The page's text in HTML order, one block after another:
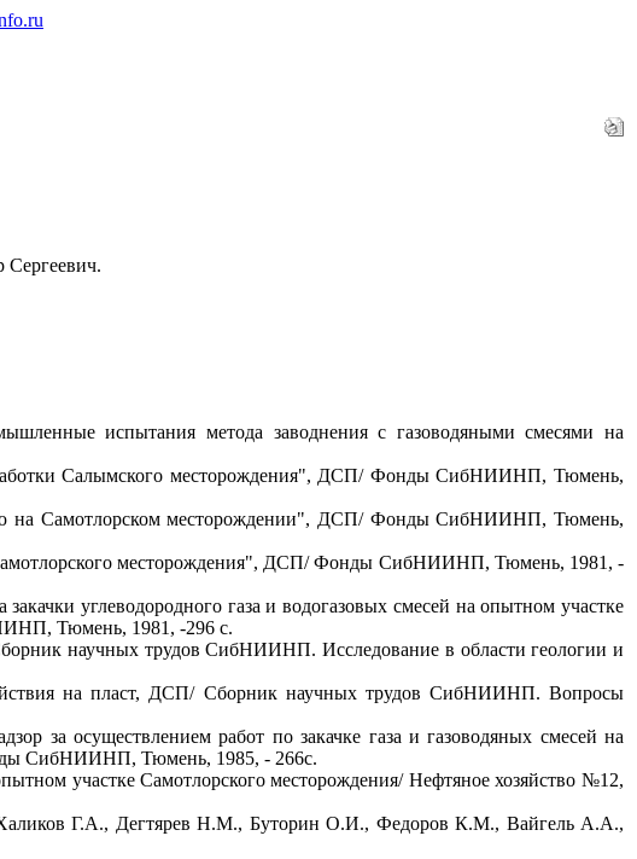
Сергеевич.
испытания метода заводнения с газоводяными смесями на
Салымского месторождения", ДСП/ Фонды СибНИИНП, Тюмень,
на Самотлорском месторождении", ДСП/ Фонды СибНИИНП, Тюмень,
Самотлорского месторождения", ДСП/ Фонды СибНИИНП, Тюмень, 1981, -
углеводородного газа и водогазовых смесей на опытном участке
Тюмень, 1981, -296 с.
научных трудов СибНИИНП. Исследование в области геологии и
на пласт, ДСП/ Сборник научных трудов СибНИИНП. Вопросы
осуществлением работ по закачке газа и газоводяных смесей на
СибНИИНП, Тюмень, 1985, - 266с.
участке Самотлорского месторождения/ Нефтяное хозяйство №12,
Г.А., Дегтярев Н.М., Буторин О.И., Федоров К.М., Вайгель А.А.,